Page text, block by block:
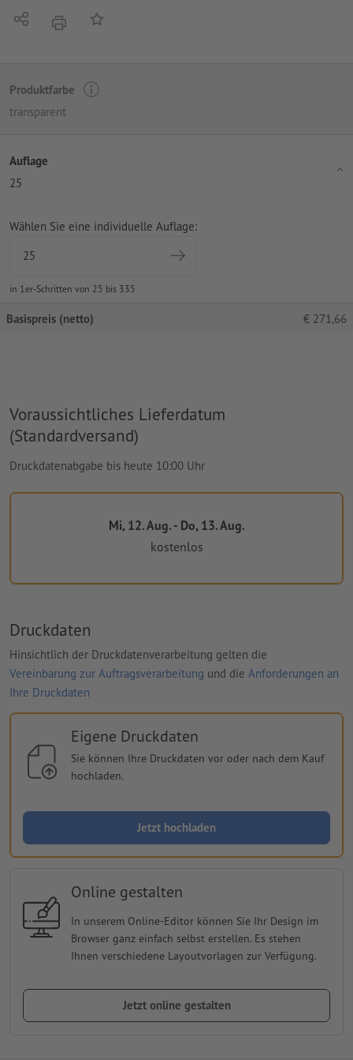
Teilen DruckenAuf die Merkliste
Produktfarbe
transparent
Auflage
25
Wählen Sie eine individuelle Auflage:
in 1er-Schritten von 25 bis 335
Basispreis (netto) € 271,66
Voraussichtliches Lieferdatum
(Standardversand)
Druckdatenabgabe bis heute 10:00 Uhr
Mi, 12. Aug. - Do, 13. Aug.
kostenlos
Druckdaten
Hinsichtlich der Druckdatenverarbeitung gelten die
Vereinbarung zur Auftragsverarbeitung und die Anforderungen an
Ihre Druckdaten
Eigene Druckdaten
Sie können Ihre Druckdaten vor oder nach dem Kauf
hochladen.
Jetzt hochladen
Online gestalten
In unserem Online-Editor können Sie Ihr Design im
Browser ganz einfach selbst erstellen. Es stehen
Ihnen verschiedene Layoutvorlagen zur Verfügung.
Jetzt online gestalten